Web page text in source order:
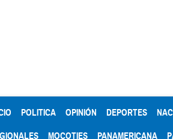
(CURRENT)
POLITICA OPINIÓN DEPORTES
MOCOTIES PANAMERICANA